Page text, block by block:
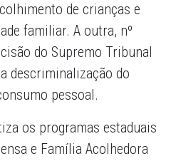
de crianças e
familiar. A outra, nº
do Supremo Tribunal
descriminalização do
pessoal.
os programas estaduais
e Família Acolhedora